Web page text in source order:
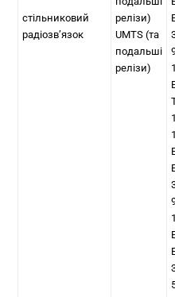
стільниковий
радіозв’язок
релізи)
UMTS (та
подальші
релізи)